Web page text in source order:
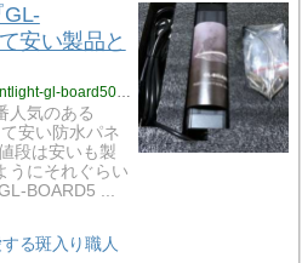
GL-
安い製品と
人気のある
安い防水パネ
段は安いも製
うにそれぐらい
BOARD5 ...
る斑入り職人